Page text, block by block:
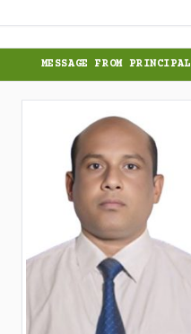
MESSAGE FROM PRINCIPAL